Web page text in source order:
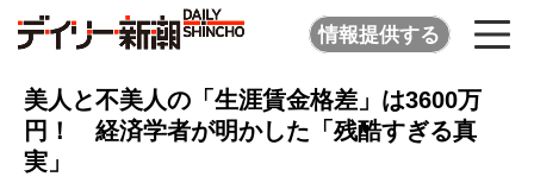
情報提供する
美人と不美人の「生涯賃金格差」は3600万
円！ 経済学者が明かした「残酷すぎる真
実」